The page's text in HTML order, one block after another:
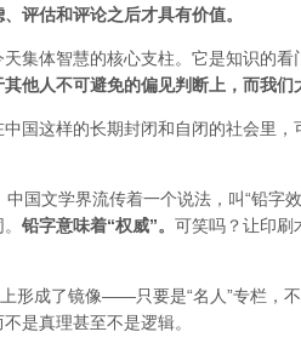
评估和评论之后才具有价值。
集体智慧的核心支柱。它是知识的看
其他人不可避免的偏见判断上，而我
国这样的长期封闭和自闭的社会里
国文学界流传着一个说法，叫“铅字
铅字意味着“权威”。 可笑吗？让印刷
形成了镜像——只要是“名人”专栏，
是真理甚至不是逻辑。